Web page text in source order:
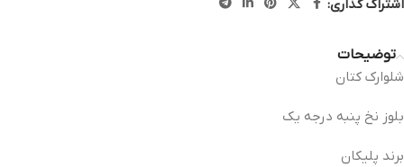
اشتراک گذاری:
توضیحات
شلوارک کتان
بلوز نخ پنبه درجه یک
برند پلیکان